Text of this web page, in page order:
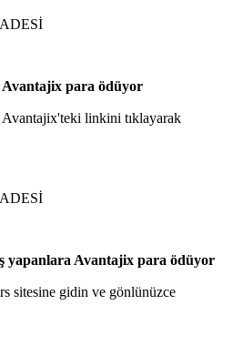
Avantajix para ödüyor
linkini tıklayarak
yapanlara Avantajix para ödüyor
sitesine gidin ve gönlünüzce